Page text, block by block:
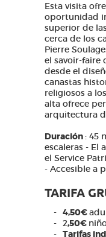
Esta visita
oportunidad
superior de
cerca de los
Pierre
el savoir-faire
desde el
canastas
religiosos a
alta ofrece
arquitectura
Duración: 45
escaleras - El
el Service
- Accesible a
TARIFA
4,50€
2,50€
Tarifas